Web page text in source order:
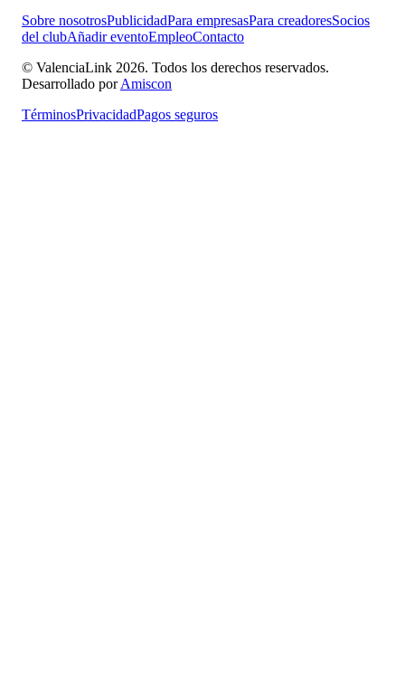
Sobre nosotrosPublicidadPara empresasPara creadoresSocios
del clubAñadir eventoEmpleoContacto
© ValenciaLink 2026. Todos los derechos reservados.
Desarrollado por Amiscon
TérminosPrivacidadPagos seguros